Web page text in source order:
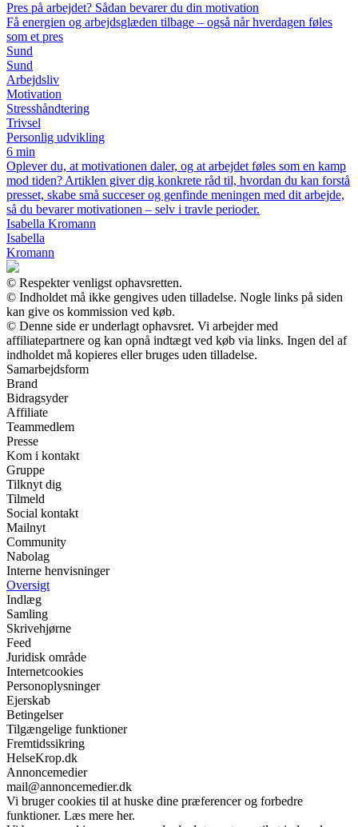
Pres på arbejdet? Sådan bevarer du din motivation
Få energien og arbejdsglæden tilbage – også når hverdagen føles
som et pres
Sund
Sund
Arbejdsliv
Motivation
Stresshåndtering
Trivsel
Personlig udvikling
6 min
Oplever du, at motivationen daler, og at arbejdet føles som en kamp
mod tiden? Artiklen giver dig konkrete råd til, hvordan du kan forstå
presset, skabe små succeser og genfinde meningen med dit arbejde,
så du bevarer motivationen – selv i travle perioder.
Isabella Kromann
Isabella
Kromann
© Respekter venligst ophavsretten.
© Indholdet må ikke gengives uden tilladelse. Nogle links på siden
kan give os kommission ved køb.
© Denne side er underlagt ophavsret. Vi arbejder med
affiliatepartnere og kan opnå indtægt ved køb via links. Ingen del af
indholdet må kopieres eller bruges uden tilladelse.
Samarbejdsform
Brand
Bidragsyder
Affiliate
Teammedlem
Presse
Kom i kontakt
Gruppe
Tilknyt dig
Tilmeld
Social kontakt
Mailnyt
Community
Nabolag
Interne henvisninger
Oversigt
Indlæg
Samling
Skrivehjørne
Feed
Juridisk område
Internetcookies
Personoplysninger
Ejerskab
Betingelser
Tilgængelige funktioner
Fremtidssikring
HelseKrop.dk
Annoncemedier
mail@annoncemedier.dk
Vi bruger cookies til at huske dine præferencer og forbedre
funktioner. Læs mere her.